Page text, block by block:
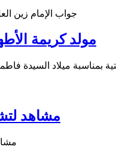
جواب الإمام زين
مولد كريمة
بمناسبة ميلاد السيدة
مشاهد